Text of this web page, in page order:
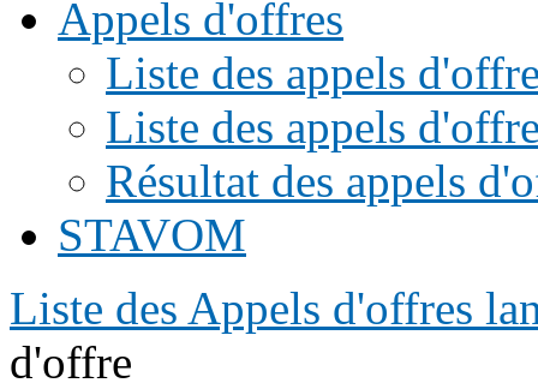
Appels d'offres
Liste des appels
Liste des appels
Résultat des appels
STAVOM
Liste des Appels d'offres
d'offre